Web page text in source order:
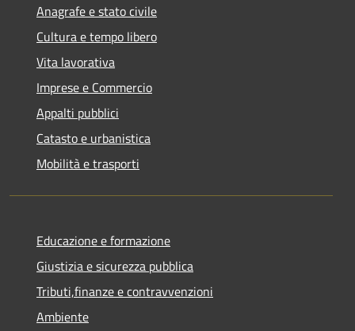
Anagrafe e stato civile
Cultura e tempo libero
Vita lavorativa
Imprese e Commercio
Appalti pubblici
Catasto e urbanistica
Mobilità e trasporti
Educazione e formazione
Giustizia e sicurezza pubblica
Tributi,finanze e contravvenzioni
Ambiente